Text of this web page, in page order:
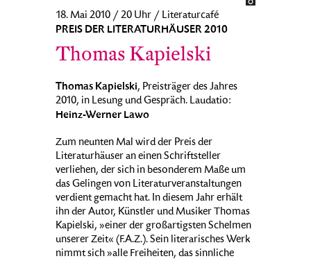
18. Mai 2010 / 20 Uhr / Literaturcafé
PREIS DER LITERATURHÄUSER 2010
Thomas Kapielski
Thomas Kapielski, Preisträger des Jahres
2010, in Lesung und Gespräch. Laudatio:
Heinz-Werner Lawo
Zum neunten Mal wird der Preis der
Literaturhäuser an einen Schriftsteller
verliehen, der sich in besonderem Maße um
das Gelingen von Literaturveranstaltungen
verdient gemacht hat. In diesem Jahr erhält
ihn der Autor, Künstler und Musiker Thomas
Kapielski, »einer der großartigsten Schelmen
unserer Zeit« (F.A.Z.). Sein literarisches Werk
nimmt sich »alle Freiheiten, das sinnliche